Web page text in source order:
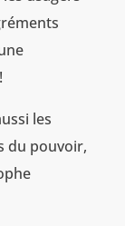
les
du pouvoir,